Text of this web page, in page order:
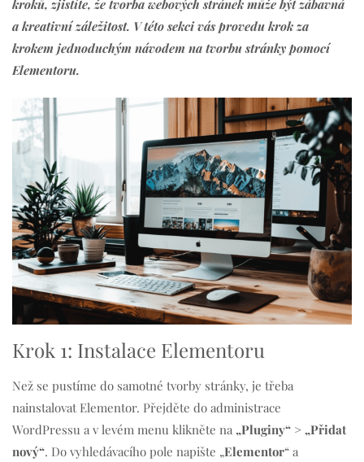
kroků, zjistíte, že tvorba webových stránek může být zábavná
a kreativní záležitost. V této sekci vás provedu krok za
krokem jednoduchým návodem na tvorbu stránky pomocí
Elementoru.
Krok 1: Instalace Elementoru
Než se pustíme do samotné tvorby stránky, je třeba
nainstalovat Elementor. Přejděte do administrace
WordPressu a v levém menu klikněte na „Pluginy“ > „Přidat
nový“. Do vyhledávacího pole napište „Elementor“ a